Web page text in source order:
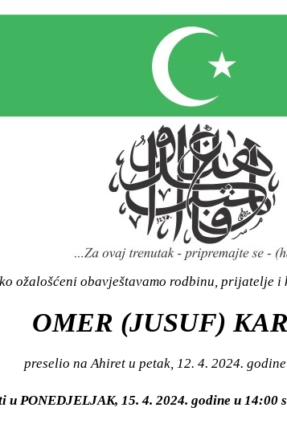
ožalošćeni obavještavamo rodbinu, prijatelje i
OMER (JUSUF)
preselio na Ahiret u petak, 12. 4. 2024.
u PONEDJELJAK, 15. 4. 2024. godine u 14:00